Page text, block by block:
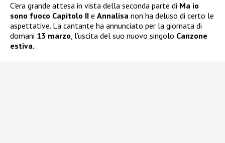
C’era grande attesa in vista della seconda parte di Ma io
sono fuoco Capitolo II e Annalisa non ha deluso di certo le
aspettative. La cantante ha annunciato per la giornata di
domani 13 marzo, l’uscita del suo nuovo singolo Canzone
estiva.